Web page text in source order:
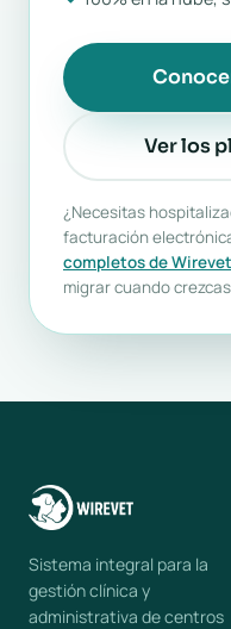
Ver los
¿Necesitas
facturación
completos de Wirevet
migrar cuando
Sistema integral para la
gestión clínica y
administrativa de centros